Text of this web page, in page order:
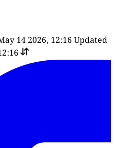
14 2026, 12:16 Updated